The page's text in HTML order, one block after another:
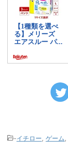
-イチロー, ゲーム,